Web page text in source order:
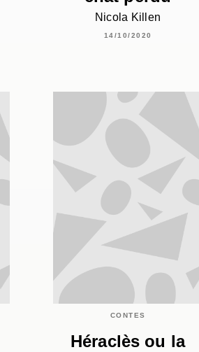
Nicola Killen
14/10/2020
CONTES
Héraclès ou la